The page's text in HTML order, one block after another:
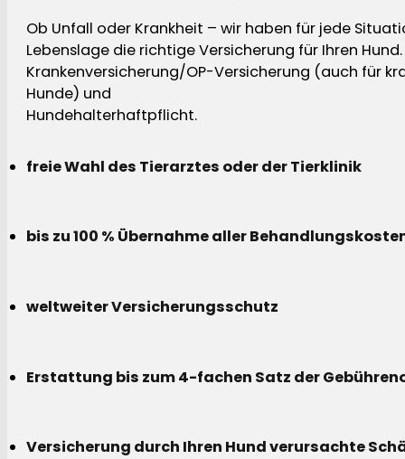
Ob Unfall oder Krankheit – wir haben für jede
Lebenslage die richtige Versicherung für Ihren Hund.
Krankenversicherung/OP-Versicherung (auch für
Hunde) und
Hundehalterhaftpflicht.
freie Wahl des Tierarztes oder der Tierklinik
bis zu 100 % Übernahme aller
weltweiter Versicherungsschutz
Erstattung bis zum 4-fachen Satz der
Versicherung durch Ihren Hund verursachte